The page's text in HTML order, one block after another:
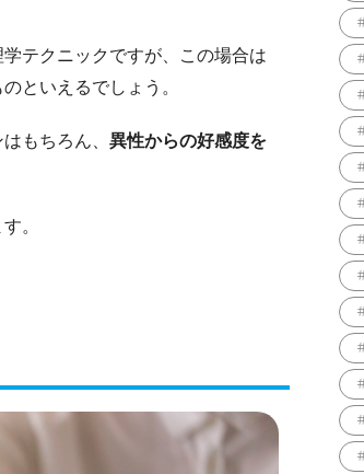
テクニックですが、この場合は
といえるでしょう。
もちろん、 異性からの好感度を
。